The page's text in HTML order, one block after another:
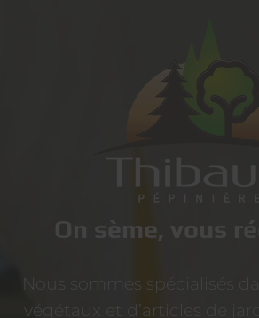
On sème, vous
Nous sommes spécialisés
végétaux et d’articles de